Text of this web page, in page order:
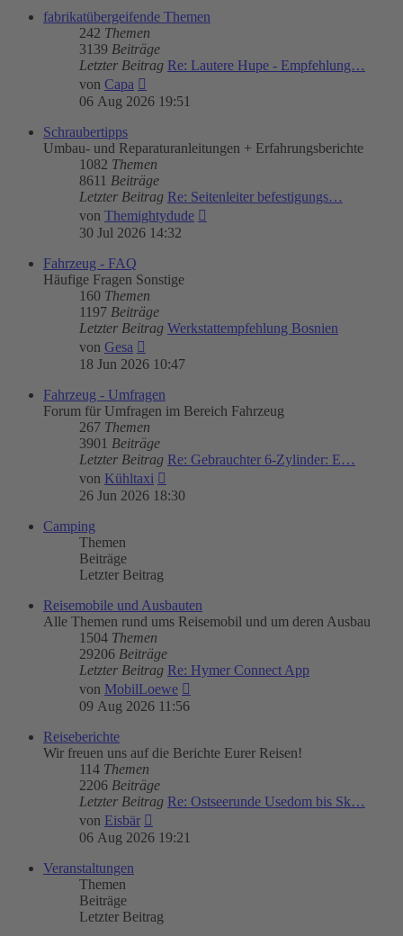
fabrikatübergeifende Themen
242 Themen
3139 Beiträge
Letzter Beitrag Re: Lautere Hupe - Empfehlung…
von Capa
Beitrag
06 Aug 2026 19:51
Schraubertipps
Umbau- und Reparaturanleitungen + Erfahrungsberichte
1082 Themen
8611 Beiträge
Letzter Beitrag Re: Seitenleiter befestigungs…
von Themightydude
30 Jul 2026 14:32
Fahrzeug - FAQ
Häufige Fragen Sonstige
160 Themen
1197 Beiträge
Letzter Beitrag Werkstattempfehlung Bosnien
von Gesa
Beitrag
18 Jun 2026 10:47
Fahrzeug - Umfragen
Forum für Umfragen im Bereich Fahrzeug
267 Themen
3901 Beiträge
Letzter Beitrag Re: Gebrauchter 6-Zylinder: E…
von Kühltaxi
Beitrag
26 Jun 2026 18:30
Camping
Themen
Beiträge
Letzter Beitrag
Reisemobile und Ausbauten
Alle Themen rund ums Reisemobil und um deren Ausbau
1504 Themen
29206 Beiträge
Letzter Beitrag Re: Hymer Connect App
von MobilLoewe
09 Aug 2026 11:56
Reiseberichte
Wir freuen uns auf die Berichte Eurer Reisen!
114 Themen
2206 Beiträge
Letzter Beitrag Re: Ostseerunde Usedom bis Sk…
von Eisbär
Beitrag
06 Aug 2026 19:21
Veranstaltungen
Themen
Beiträge
Letzter Beitrag